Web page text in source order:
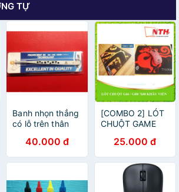
TỰ
Banh nhọn thẳng
có lỗ trên thân
40.000 đ
[COMBO 2] LÓT
CHUỘT GAME
25.000 đ